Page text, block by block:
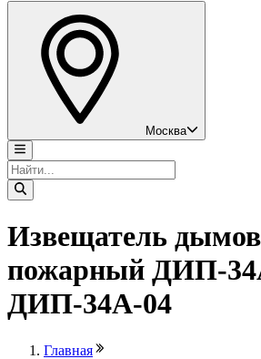
Москва
Извещатель
пожарный ДИП-
ДИП-34А-04
Главная